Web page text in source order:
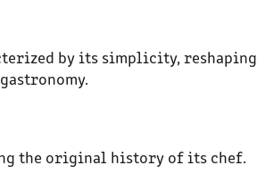
by its simplicity, reshaping
the original history of its chef.